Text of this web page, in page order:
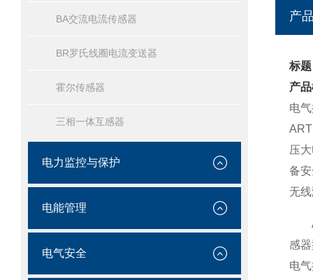
BA交流电流传感器
BR罗氏线圈电流变送器
霍尔传感器
三相一体互感器
电力监控与保护
电能管理
电气安全
产
标
产
电
压
备
无
感
电